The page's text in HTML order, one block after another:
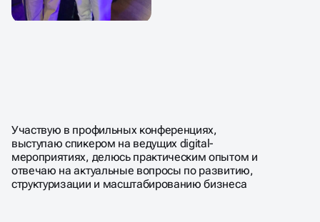
Участвую в профильных конференциях,
выступаю спикером на ведущих digital-
мероприятиях, делюсь практическим опытом и
отвечаю на актуальные вопросы по развитию,
структуризации и масштабированию бизнеса